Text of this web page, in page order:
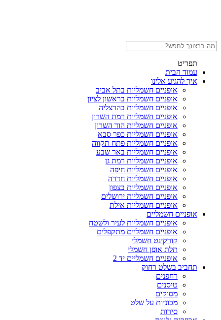
תפריט
עמוד הבית
איך להגיע אלינו
אופניים חשמליות בתל אביב
אופניים חשמליות בראשון לציון
אופניים חשמליות בהרצליה
אופניים חשמליות רמת השרון
אופניים חשמליות הוד השרון
אופניים חשמליות כפר סבא
אופניים חשמליות פתח תקווה
אופניים חשמליות באר שבע
אופניים חשמליות רמת גן
אופניים חשמליות חיפה
אופניים חשמליות חדרה
אופניים חשמליות בצפון
אופניים חשמליות ירושלים
אופניים חשמליות אילת
אופניים חשמליים
אופניים חשמליות לעיר ולשטח
אופניים חשמליים מתקפלים
קורקינט חשמלי
תלת אופן חשמלי
אופניים חשמליים יד 2
תחביב בשלט רחוק
רחפנים
טיסנים
מסוקים
מכוניות על שלט
סירות